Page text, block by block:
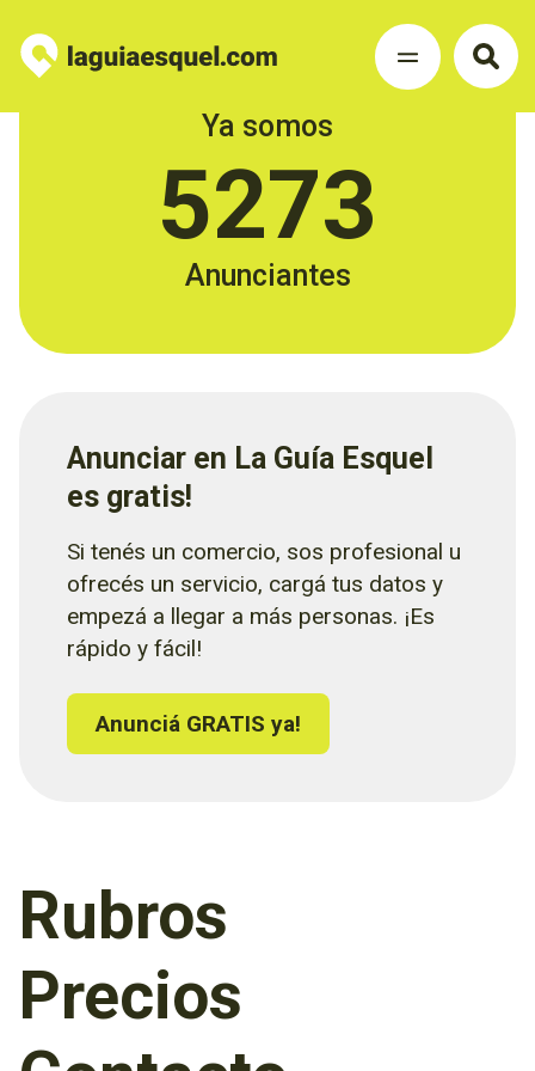
Ya somos
5273
Anunciantes
Anunciar en La Guía Esquel
es gratis!
Si tenés un comercio, sos profesional u
ofrecés un servicio, cargá tus datos y
empezá a llegar a más personas. ¡Es
rápido y fácil!
Anunciá GRATIS ya!
Rubros
Precios